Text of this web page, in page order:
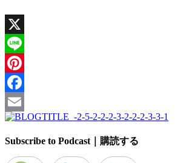
X
Line
Pinterest
Facebook
Email
Subscribe to Podcast｜購読する